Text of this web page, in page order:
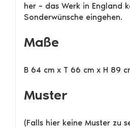
her – das Werk in England
Sonderwünsche eingehen.
Maße
B 64 cm x T 66 cm x H 89
Muster
(Falls hier keine Muster zu